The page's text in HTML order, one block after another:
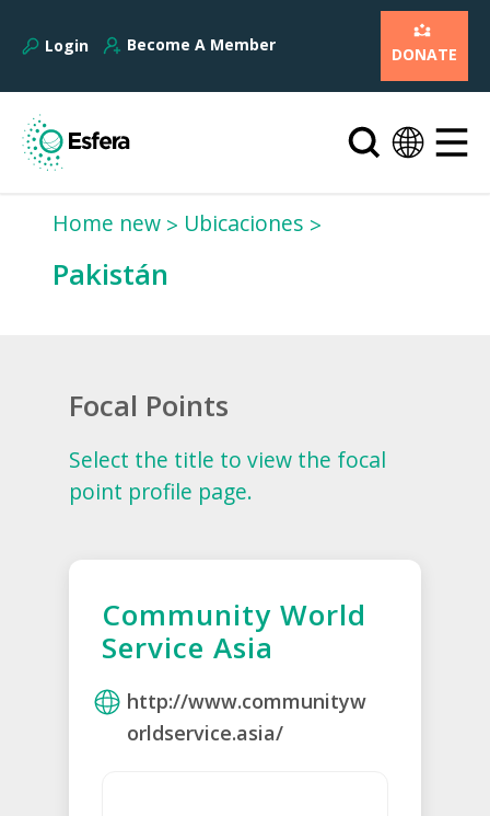
Login Become A Member DONATE
Home new Ubicaciones
Pakistán
Focal Points
Select the title to view the focal
point profile page.
Community World
Service Asia
http://www.communityw
orldservice.asia/